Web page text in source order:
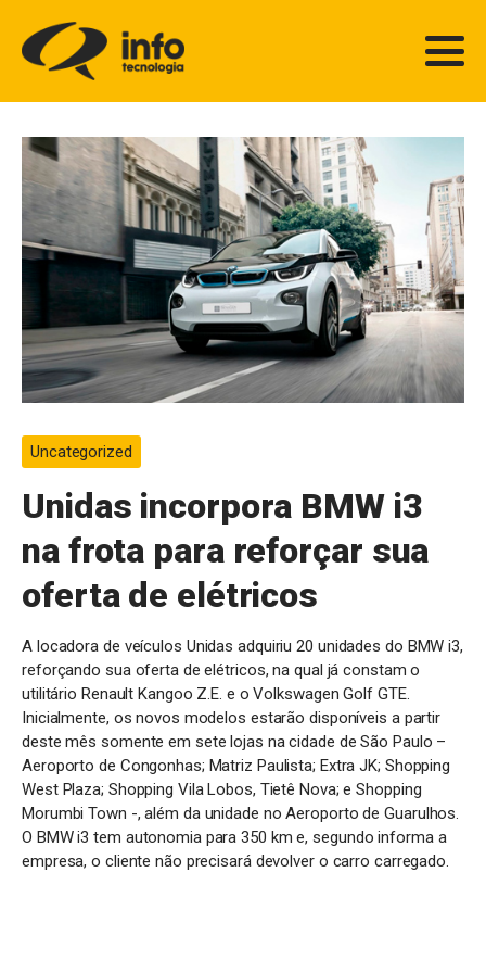
Uncategorized
Unidas incorpora BMW i3
na frota para reforçar sua
oferta de elétricos
Alocadora de veículos Unidas adquiriu 20 unidades do BMW i3,
reforçando sua oferta de elétricos, na qual já constam o
utilitário Renault Kangoo Z.E. e o Volkswagen Golf GTE.
Inicialmente, os novos modelos estarão disponíveis a partir
deste mês somente em sete lojas na cidade de São Paulo –
Aeroporto de Congonhas; Matriz Paulista; Extra JK; Shopping
West Plaza; Shopping Vila Lobos, Tietê Nova; e Shopping
Morumbi Town -, além da unidade no Aeroporto de Guarulhos.
O BMW i3 tem autonomia para 350 km e, segundo informa a
empresa, o cliente não precisará devolver o carro carregado.